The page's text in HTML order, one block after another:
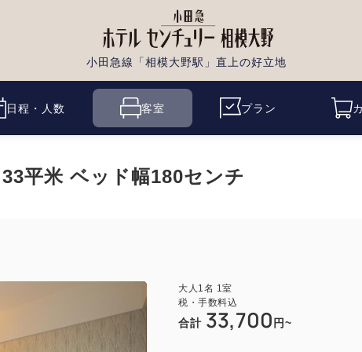
小田急線「相模大野駅」直上の好立地
日程・人数 客室 プラン
平米 ベッド幅180センチ
大人 1名 1室
税・手数料込
合計 33,700 円~